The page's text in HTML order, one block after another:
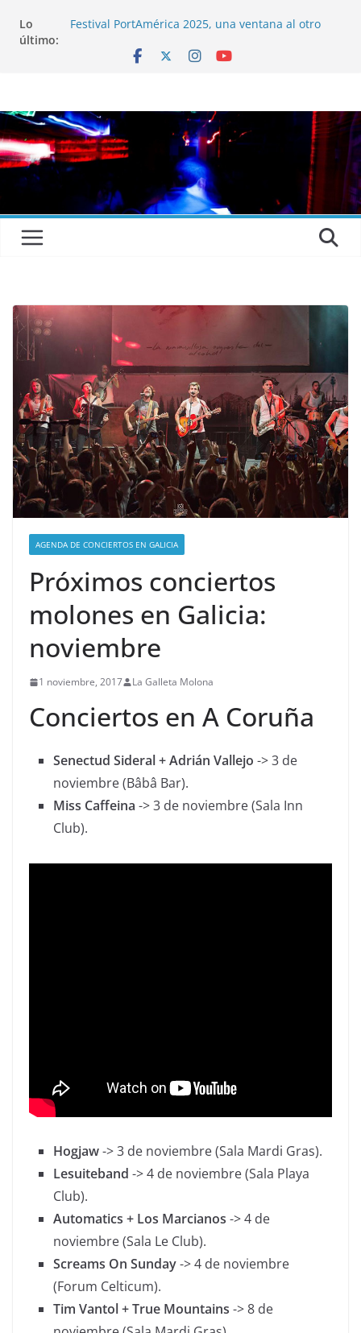
Lo
último:
Festival PortAmérica 2025, una ventana al otro
El Atlantic Fest 2025 propone un menú musical
Entrevista a RUMIA
Entrevista a mariagrep
AGENDA DE CONCIERTOS EN GALICIA
Próximos conciertos
molones en Galicia:
noviembre
1 noviembre, 2017 La Galleta Molona
Conciertos en A Coruña
Senectud Sideral + Adrián Vallejo -> 3 de
noviembre (Bâbâ Bar).
Miss Caffeina -> 3 de noviembre (Sala Inn
Club).
Hogjaw-> 3 de noviembre (Sala Mardi Gras).
Lesuiteband -> 4 de noviembre (Sala Playa
Club).
Automatics + Los Marcianos -> 4 de
noviembre (Sala Le Club).
Screams On Sunday-> 4 de noviembre
(Forum Celticum).
Tim Vantol + True Mountains -> 8 de